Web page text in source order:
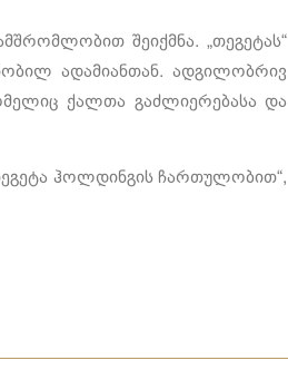
შეიქმნა. „თეგეტას“
ადამიანთან. ადგილობრივ
ქალთა გაძლიერებასა და
ჰოლდინგის ჩართულობით“,